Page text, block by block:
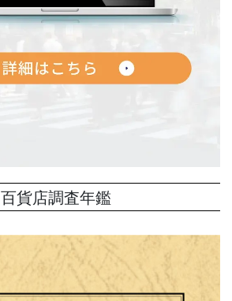
百貨店調査年鑑